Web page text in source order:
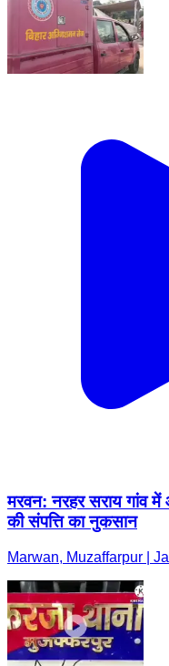
मरवन: नरहर सराय गांव
की संपत्ति का नुकसान
Marwan, Muzaffarpur |